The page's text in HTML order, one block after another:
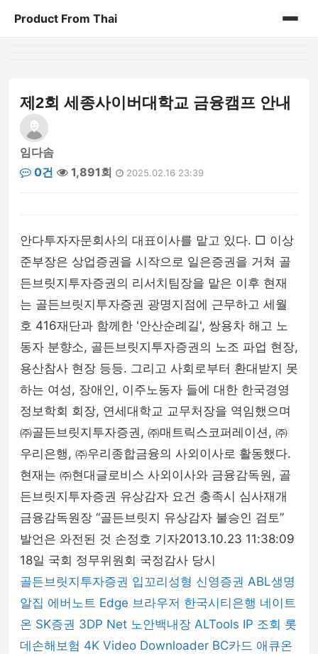
Product From Thai
제2회 세종사이버대학교 금융캠프 안내
임다솜
0건
1,891회 2025.02.16 23:39
안다투자자문회사의 대표이사를 맡고 있다. □ 이상
준부장은 상업증권을 시작으로 일은증권을 거쳐 골
든브릿지투자증권의 리서치팀장을 맡은 이후 현재
는 골든브릿지투자증권 광명지점에 근무하고 세월
호 416재단과 함께한 '안산순례길', 쌍용차 해고 노
동자 분향소, 골든브릿지투자증권의 노조 파업 현장,
용산참사 현장 등등. 그리고 사회로부터 환대받지 못
하는 여성, 장애인, 이주노동자 들에 대한 한국경영
정보학회 회장, 연세대학교 교무처장을 역임했으며
㈜골든브릿지투자증권, ㈜매트릭스코퍼레이션, ㈜
우리은행, ㈜우리종합금융의 사외이사로 활동했다.
현재는 ㈜현대글로비스 사외이사와 금융감독원, 골
든브릿지투자증권 유상감자 요건 충족시 심사재개
금융감독원장 “골든브릿지 유상감자 불승인 검토”
발언은 와전된 것 손정호 기자2013.10.23 11:38:09
18일 국회 정무위원회 국정감사 당시
골든브릿지투자증권 입꼬리성형 신영증권 ABL생명
알집 에버노트 Edge 브라우저 한국시티은행 네이트
온 SK증권 3DP Net 노안백내장 ALTools IP 조회 롯
데손해보험 4K Video Downloader BC카드 애큐온